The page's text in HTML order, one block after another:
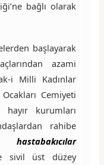
bağlı olarak
başlayarak
azami
i Milli Kadınlar
Cemiyeti
kurumları
rahibe
hastabakıcılar
sivil üst düzey